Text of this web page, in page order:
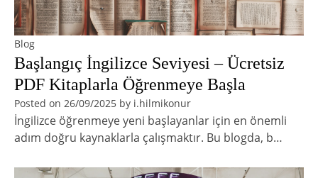
Blog
Başlangıç İngilizce Seviyesi – Ücretsiz
PDF Kitaplarla Öğrenmeye Başla
Posted on 26/09/2025 by i.hilmikonur
İngilizce öğrenmeye yeni başlayanlar için en önemli
adım doğru kaynaklarla çalışmaktır. Bu blogda, b…